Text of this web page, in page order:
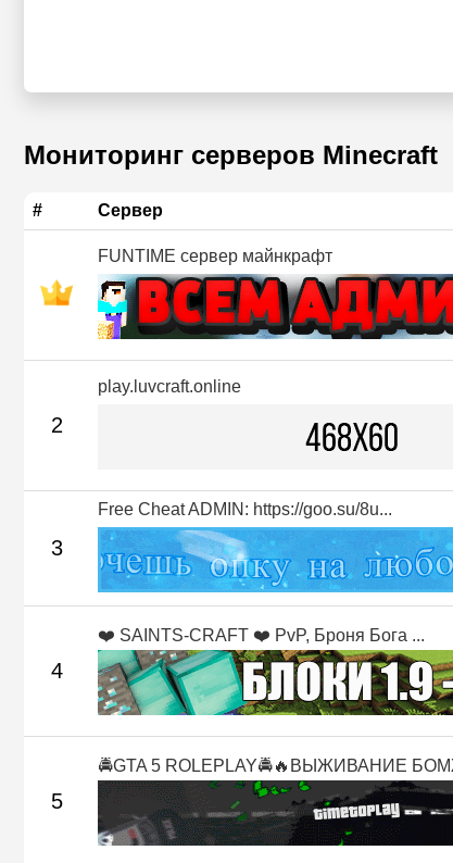
Мониторинг серверов Minecraft
# Сервер
FUNTIME сервер майнкрафт
2
play.luvcraft.online
3
Free Cheat ADMIN: https://goo.su/8u...
4
❤️ SAINTS-CRAFT ❤️ PvP, Броня Бога ...
5
🚔GTA 5 ROLEPLAY🚔🔥ВЫЖИВАНИЕ